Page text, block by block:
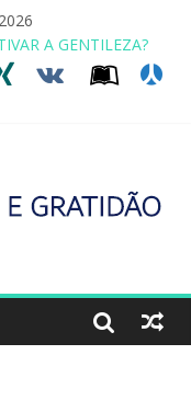
A GENTILEZA?
VIDA AOS 70 ANOS